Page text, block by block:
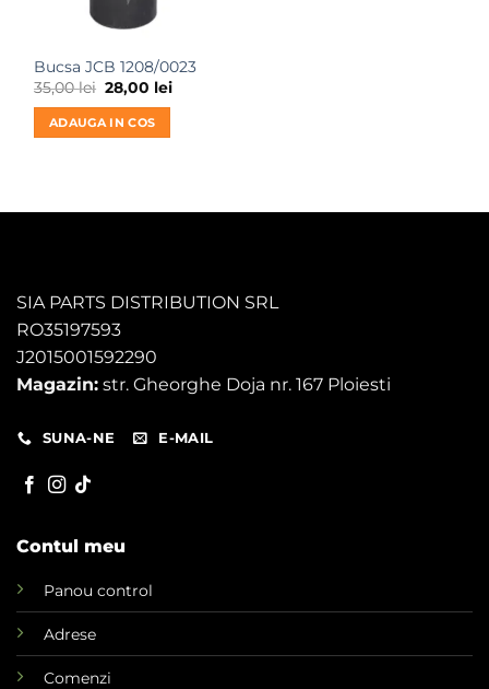
Bucsa JCB 1208/0023
35,00lei Prețul
inițial
a
fost:
35,00 lei.
28,00 leiPrețul
ADAUGA IN COS
SIA PARTS DISTRIBUTION SRL
RO35197593
J2015001592290
Magazin: str. Gheorghe Doja nr. 167 Ploiesti
SUNA-NE E-MAIL
Contul meu
Panou control
Adrese
Comenzi